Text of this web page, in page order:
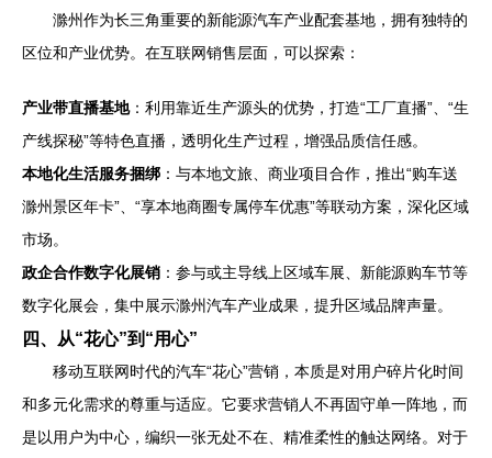
滁州作为长三角重要的新能源汽车产业配套基地，拥有独特的
区位和产业优势。在互联网销售层面，可以探索：
产业带直播基地：利用靠近生产源头的优势，打造“工厂直播”、“生
产线探秘”等特色直播，透明化生产过程，增强品质信任感。
本地化生活服务捆绑 ：与本地文旅、商业项目合作，推出“购车送
滁州景区年卡”、“享本地商圈专属停车优惠”等联动方案，深化区域
市场。
政企合作数字化展销 ：参与或主导线上区域车展、新能源购车节等
数字化展会，集中展示滁州汽车产业成果，提升区域品牌声量。
四、从“花心”到“用心”
移动互联网时代的汽车“花心”营销，本质是对用户碎片化时间
和多元化需求的尊重与适应。它要求营销人不再固守单一阵地，而
是以用户为中心，编织一张无处不在、精准柔性的触达网络。对于